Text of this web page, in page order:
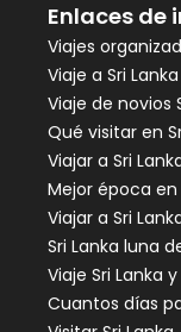
Enlaces de
Viajes
Viaje a Sri
Viaje de novios
Qué visitar en
Viajar a Sri
Mejor época en
Viajar a Sri
Sri Lanka luna
Viaje Sri Lanka
Cuantos días